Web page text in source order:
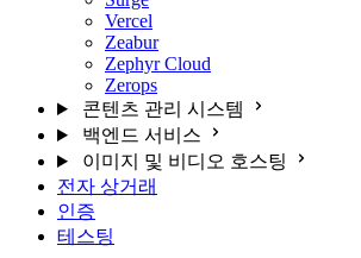
Vercel
Zeabur
Zephyr Cloud
Zerops
콘텐츠 관리 시스템
백엔드 서비스
이미지 및 비디오 호스팅
전자 상거래
인증
테스팅